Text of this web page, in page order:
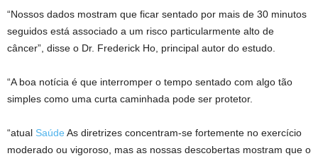
“Nossos dados mostram que ficar sentado por mais de 30 minutos
seguidos está associado a um risco particularmente alto de
câncer”, disse o Dr. Frederick Ho, principal autor do estudo.
“A boa notícia é que interromper o tempo sentado com algo tão
simples como uma curta caminhada pode ser protetor.
“atual Saúde As diretrizes concentram-se fortemente no exercício
moderado ou vigoroso, mas as nossas descobertas mostram que o